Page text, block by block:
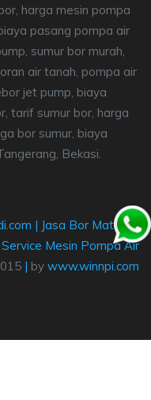
harga mesin pompa
pasang pompa air
sumur bor murah,
air tanah, pompa air
jet pump, biaya
tarif sumur bor, harga
bor sumur, biaya
Bekasi.
| Jasa Bor Mata Air
Service Mesin Pompa Air
| by www.winnpi.com